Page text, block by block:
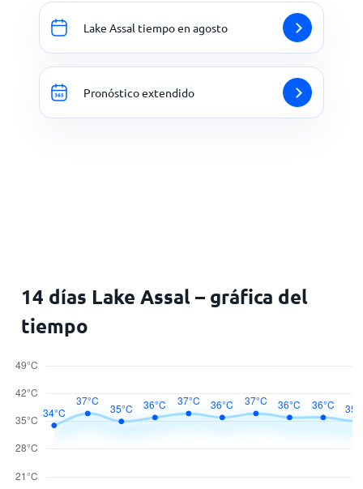
Lake Assal tiempo en agosto
Pronóstico extendido
14 días Lake Assal – gráfica del
tiempo